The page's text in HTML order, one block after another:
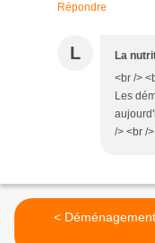
Répondre
L La
<br />
Les
/> <br /
< Déménagement